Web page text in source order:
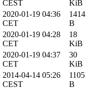
CEST
KiB
2020-01-19 04:36
CET
1414
B
2020-01-19 04:28
CET
18
KiB
2020-01-19 04:37
CET
30
KiB
2014-04-14 05:26
CEST
1105
B